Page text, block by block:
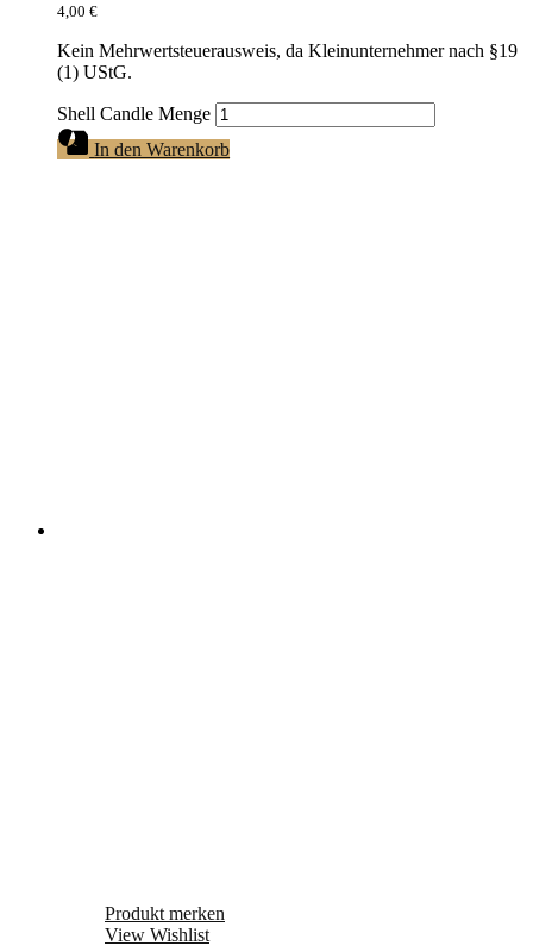
4,00 €
Kein Mehrwertsteuerausweis, da Kleinunternehmer nach §19
(1) UStG.
Shell Candle Menge
In den Warenkorb
Produkt merken
View Wishlist